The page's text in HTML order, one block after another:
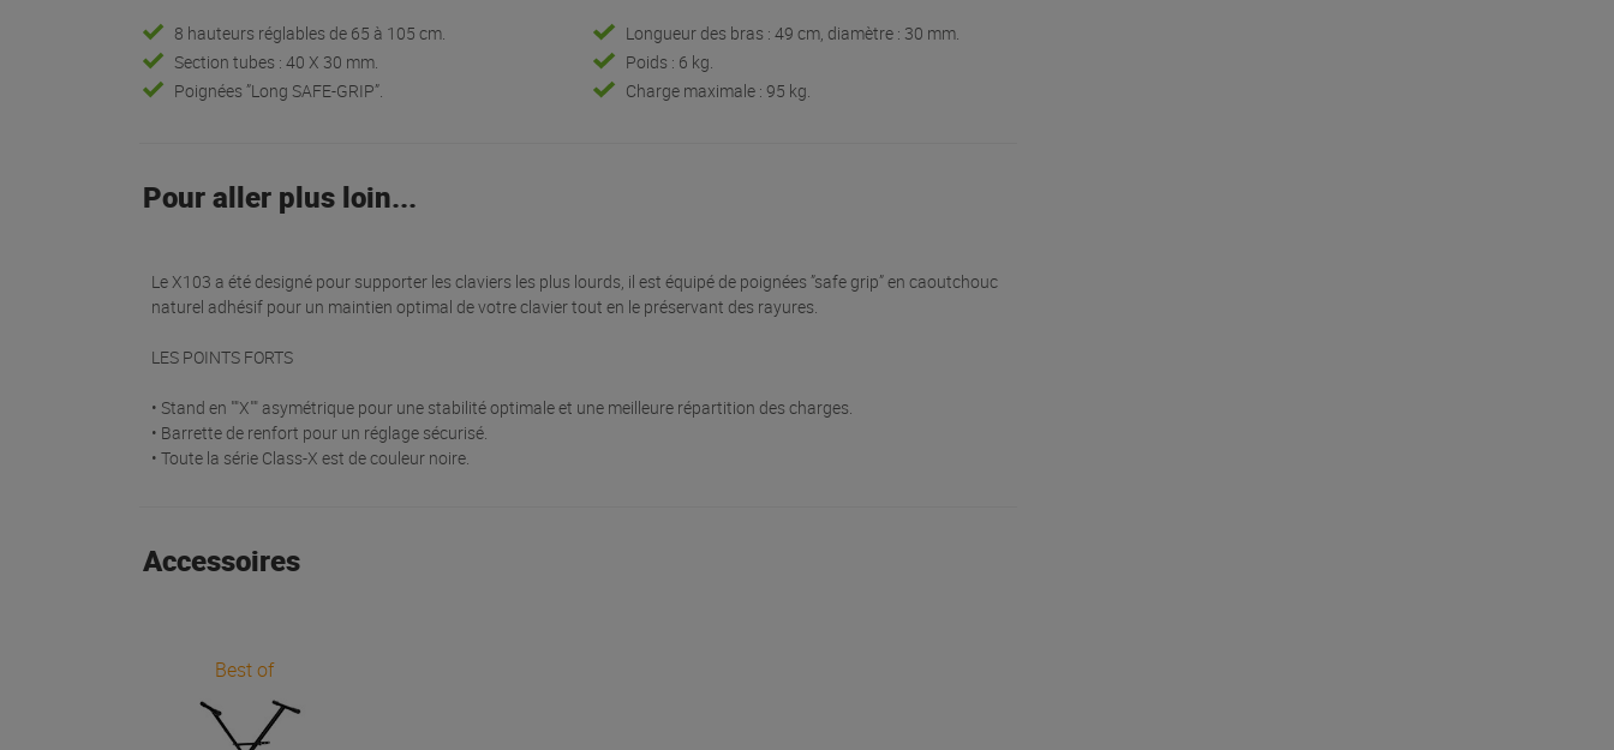
8 hauteurs réglables de 65 à 105 cm.
Section tubes : 40 X 30 mm.
Poignées ”Long SAFE-GRIP”.
Longueur des bras : 49 cm, diamètre : 30 mm.
Poids : 6 kg.
Charge maximale : 95 kg.
Pour aller plus loin...
Le X103 a été designé pour supporter les claviers les plus lourds, il est équipé de poignées ”safe grip” en caoutchouc
naturel adhésif pour un maintien optimal de votre clavier tout en le préservant des rayures.
LES POINTS FORTS
• Stand en ""X"" asymétrique pour une stabilité optimale et une meilleure répartition des charges.
• Barrette de renfort pour un réglage sécurisé.
• Toute la série Class-X est de couleur noire.
Accessoires
Best of